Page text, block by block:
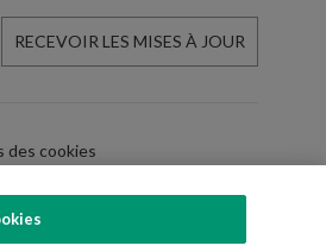
RECEVOIR LES MISES À JOUR
des cookies